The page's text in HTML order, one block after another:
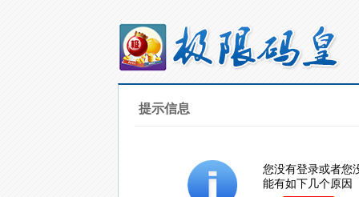
提示信息
您没有登录或者您
能有如下几个原因